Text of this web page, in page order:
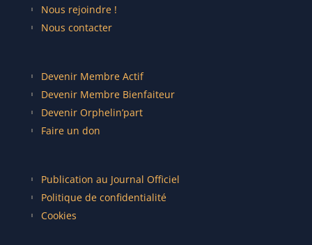
Nous rejoindre !
Nous contacter
Devenir Membre Actif
Devenir Membre Bienfaiteur
Devenir Orphelin’part
Faire un don
Publication au Journal Officiel
Politique de confidentialité
Cookies